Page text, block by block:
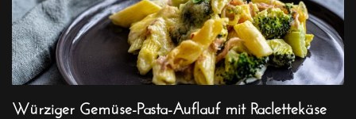
Würziger Gemüse-Pasta-Auflauf mit Raclettekäse